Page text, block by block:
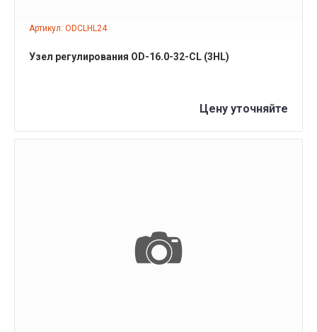
Артикул: ODCLHL24
Узел регулирования OD-16.0-32-CL (3HL)
Цену уточняйте
ПОДРОБНЕЕ